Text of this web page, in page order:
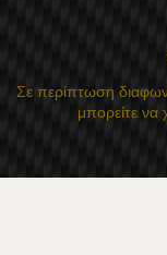
Σε περίπτωση
μπορείτε να